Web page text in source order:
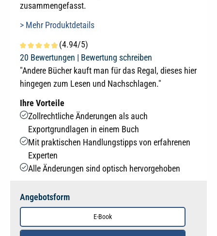
zusammengefasst.
> Mehr Produktdetails
Durchschnittliche Bewertung von 4.9 von 5 Sternen
(4.94/5)
20 Bewertungen | Bewertung schreiben
"Andere Bücher kauft man für das Regal, dieses hier
hingegen zum Lesen und Nachschlagen."
Ihre Vorteile
Zollrechtliche Änderungen als auch
Exportgrundlagen in einem Buch
Mit praktischen Handlungstipps von erfahrenen
Experten
Alle Änderungen sind optisch hervorgehoben
Angebotsform
E-Book